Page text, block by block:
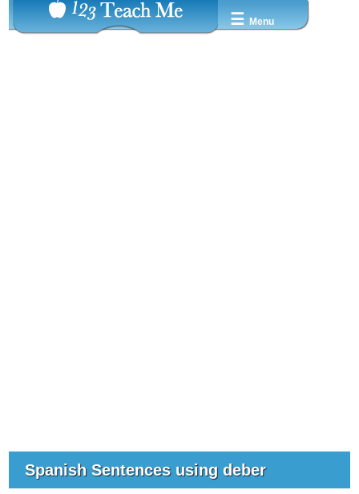
☰ Menu
Spanish Sentences using deber